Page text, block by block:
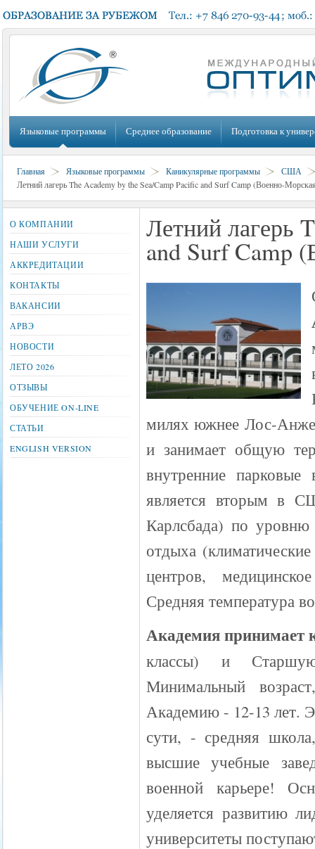
Языковые программы Среднее образование Подготовка к
Главная Языковые программы Каникулярные программы
США
Летний лагерь The Academy by the Sea/Camp Pacific and Surf Camp (Военно-
Летний лагерь
and Surf Camp
милях южнее Лос-
и занимает общую
внутренние
является вторым в
Карлсбада) по уровню
отдыха
центров,
Средняя температура
Академия принимает
классы) и
Минимальный
Академию - 12-13 лет.
сути, - средняя
высшие учебные
военной карьере!
уделяется развитию
университеты
О КОМПАНИИ
НАШИ УСЛУГИ
АККРЕДИТАЦИИ
КОНТАКТЫ
ВАКАНСИИ
АРВЭ
НОВОСТИ
ЛЕТО 2026
ОТЗЫВЫ
ОБУЧЕНИЕ ON-LINE
СТАТЬИ
ENGLISH VERSION